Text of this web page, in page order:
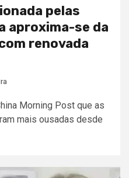
pelas
aproxima-se da
renovada
Morning Post que as
mais ousadas desde